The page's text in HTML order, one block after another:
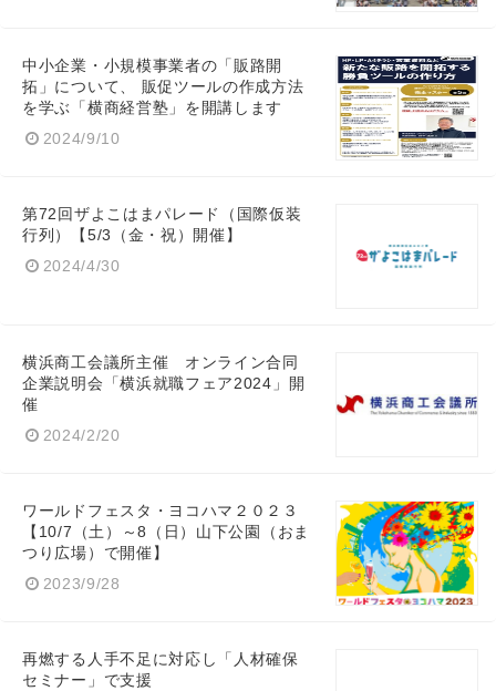
中小企業・小規模事業者の「販路開
拓」について、 販促ツールの作成方法
を学ぶ「横商経営塾」を開講します
2024/9/10
第72回ザよこはまパレード（国際仮装
行列）【5/3（金・祝）開催】
2024/4/30
横浜商工会議所主催 オンライン合同
企業説明会「横浜就職フェア2024」開
催
2024/2/20
ワールドフェスタ・ヨコハマ２０２３
【10/7（土）～8（日）山下公園（おま
つり広場）で開催】
2023/9/28
再燃する人手不足に対応し「人材確保
セミナー」で支援